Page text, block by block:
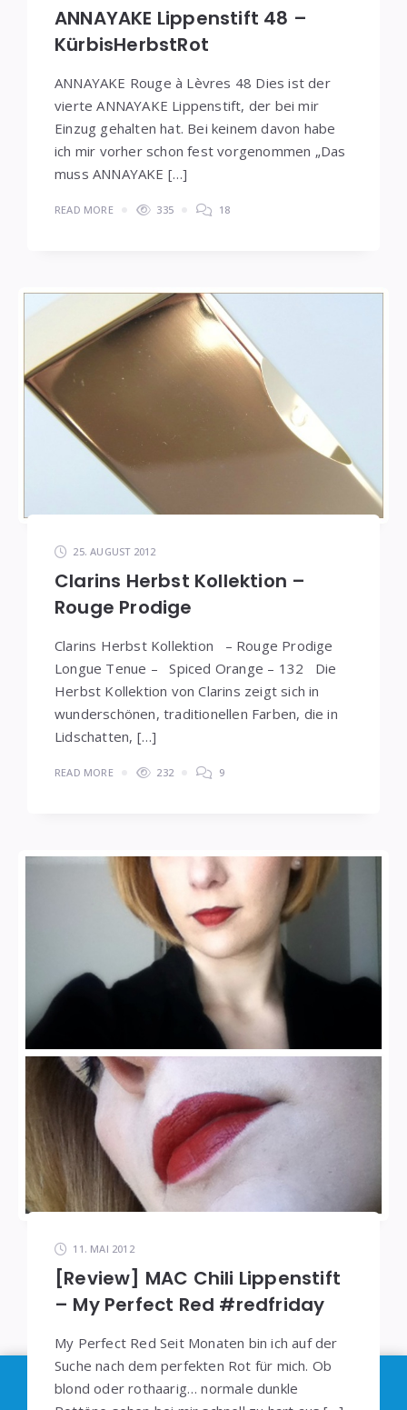
ANNAYAKE Lippenstift 48 –
KürbisHerbstRot
ANNAYAKE Rouge à Lèvres 48 Dies ist der
vierte ANNAYAKE Lippenstift, der bei mir
Einzug gehalten hat. Bei keinem davon habe
ich mir vorher schon fest vorgenommen „Das
muss ANNAYAKE […]
READ MORE 335 18
25. AUGUST 2012
Clarins Herbst Kollektion –
Rouge Prodige
Clarins Herbst Kollektion – Rouge Prodige
Longue Tenue – Spiced Orange – 132 Die
Herbst Kollektion von Clarins zeigt sich in
wunderschönen, traditionellen Farben, die in
Lidschatten, […]
READ MORE 232 9
11. MAI 2012
[Review] MAC Chili Lippenstift
– My Perfect Red #redfriday
My Perfect Red Seit Monaten bin ich auf der
Suche nach dem perfekten Rot für mich. Ob
blond oder rothaarig… normale dunkle
Im Sinne derDSGVO: Die Erfassung Deiner Daten